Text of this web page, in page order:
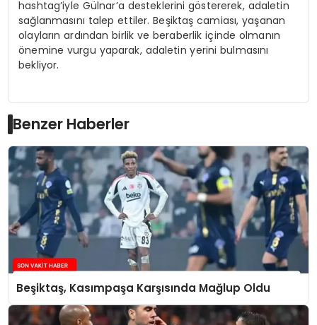
hashtag’iyle Gülnar’a desteklerini göstererek, adaletin
sağlanmasını talep ettiler. Beşiktaş camiası, yaşanan
olayların ardından birlik ve beraberlik içinde olmanın
önemine vurgu yaparak, adaletin yerini bulmasını
bekliyor.
Benzer Haberler
Beşiktaş, Kasımpaşa Karşısında Mağlup Oldu